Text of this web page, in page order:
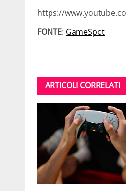
https://
FONTE: GameSpot
ARTICOLI CORRELATI